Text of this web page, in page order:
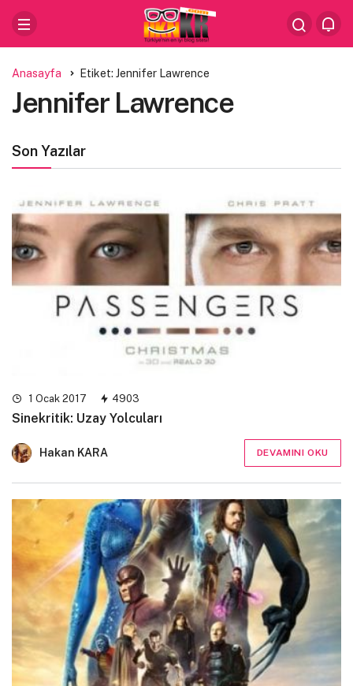
Anasayfa Etiket: Jennifer Lawrence
Jennifer Lawrence
Son Yazılar
1 Ocak 2017 4903
Sinekritik: Uzay Yolcuları
Hakan KARA DEVAMINI OKU